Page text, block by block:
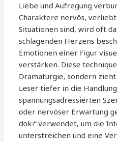
Liebe und Aufregung
Charaktere nervös,
Situationen sind, wird oft
schlagenden Herzens
Emotionen einer Figur
verstärken. Diese
Dramaturgie, sondern zieht
Leser tiefer in die
spannungsadressierten
oder nervöser Erwartung
doki“ verwendet, um die
unterstreichen und eine